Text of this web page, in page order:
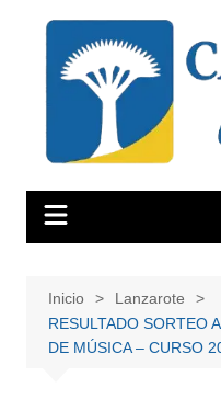
contenido
Inicio
Lanzarote
RESULTADO SORTEO
DE MÚSICA – CURSO